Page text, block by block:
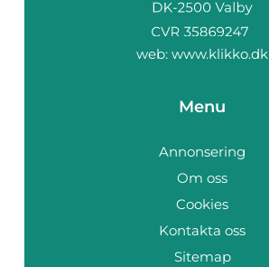
web: www.klikko.dk
Menu
Annonsering
Om oss
Cookies
Kontakta oss
Sitemap